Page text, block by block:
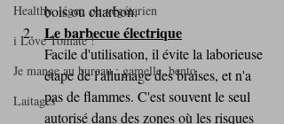
Healthy, léger, ou végétarien
i Love Tomate !
Je mange au bureau : gamelle, bento
Laitages
bois ou charbon.
Le barbecue électrique
Facile d'utilisation, il évite la laborieuse
étape de l'allumage des braises, et n'a
pas de flammes. C'est souvent le seul
autorisé dans des zones où les risques